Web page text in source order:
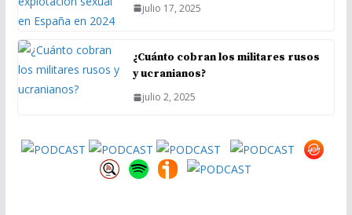
julio 17, 2025
¿Cuánto cobran los militares rusos
y ucranianos?
julio 2, 2025